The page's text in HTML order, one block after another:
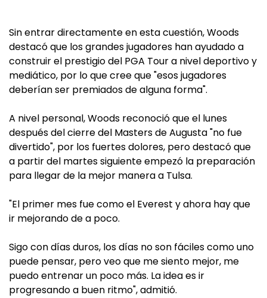
Sin entrar directamente en esta cuestión, Woods
destacó que los grandes jugadores han ayudado a
construir el prestigio del PGA Tour a nivel deportivo y
mediático, por lo que cree que "esos jugadores
deberían ser premiados de alguna forma".
A nivel personal, Woods reconoció que el lunes
después del cierre del Masters de Augusta "no fue
divertido", por los fuertes dolores, pero destacó que
a partir del martes siguiente empezó la preparación
para llegar de la mejor manera a Tulsa.
"El primer mes fue como el Everest y ahora hay que
ir mejorando de a poco.
Sigo con días duros, los días no son fáciles como uno
puede pensar, pero veo que me siento mejor, me
puedo entrenar un poco más. La idea es ir
progresando a buen ritmo", admitió.